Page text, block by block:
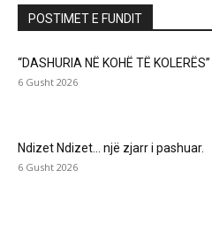
POSTIMET E FUNDIT
“DASHURIA NË KOHË TË
6 Gusht 2026
Ndizet Ndizet… një zjarr i pashuar.
6 Gusht 2026